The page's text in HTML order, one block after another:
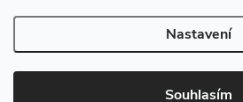
Nastavení
Souhlasím
Zprovozněný e-
Copyright 2026BAZARMS-HK.